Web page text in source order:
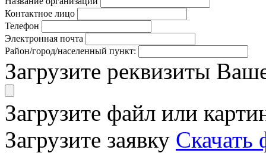
Контактное лицо
Телефон
Электронная почта
Район/город/населенный пункт:
Загрузите реквизиты
Загрузите файл или
Загрузите заявку Скачать